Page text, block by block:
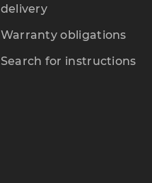
delivery
Warranty obligations
Search for instructions